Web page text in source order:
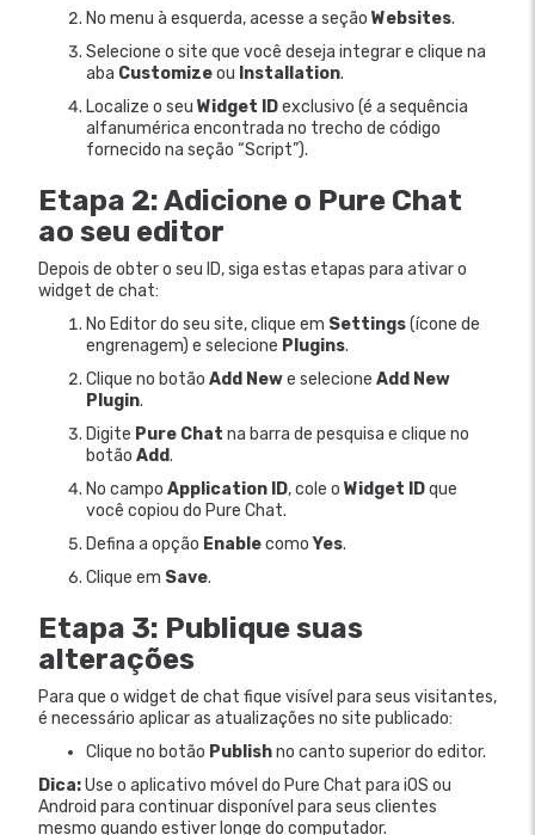
No menu à esquerda, acesse a seção Websites.
Selecione o site que você deseja integrar e clique na
aba Customizeou Installation.
Localize o seu Widget IDexclusivo (é a sequência
alfanumérica encontrada no trecho de código
fornecido na seção “Script”).
Etapa 2: Adicione o Pure Chat
ao seu editor
Depois de obter o seu ID, siga estas etapas para ativar o
widget de chat:
No Editor do seu site, clique em Settings(ícone de
engrenagem) e selecione Plugins.
Clique no botão Add Newe selecione Add New
Plugin.
Digite Pure Chat na barra de pesquisa e clique no
botão Add.
No campo Application ID, cole o Widget IDque
você copiou do Pure Chat.
Defina a opção EnablecomoYes.
Clique em Save.
Etapa 3: Publique suas
alterações
Para que o widget de chat fique visível para seus visitantes,
é necessário aplicar as atualizações no site publicado:
Clique no botão Publishno canto superior do editor.
Dica:Use o aplicativo móvel do Pure Chat para iOS ou
Android para continuar disponível para seus clientes
mesmo quando estiver longe do computador.